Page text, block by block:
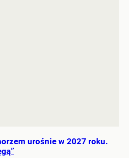
urośnie w 2027 roku.